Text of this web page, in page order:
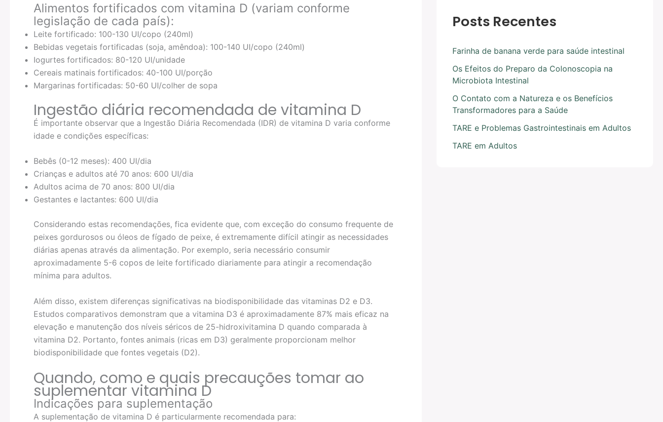
Alimentos fortificados com vitamina D (variam conforme
legislação de cada país):
Leite fortificado: 100-130 UI/copo (240ml)
Bebidas vegetais fortificadas (soja, amêndoa): 100-140 UI/copo (240ml)
Iogurtes fortificados: 80-120 UI/unidade
Cereais matinais fortificados: 40-100 UI/porção
Margarinas fortificadas: 50-60 UI/colher de sopa
Ingestão diária recomendada de vitamina D
É importante observar que a Ingestão Diária Recomendada (IDR) de vitamina D varia conforme
idade e condições específicas:
Bebês (0-12 meses): 400 UI/dia
Crianças e adultos até 70 anos: 600 UI/dia
Adultos acima de 70 anos: 800 UI/dia
Gestantes e lactantes: 600 UI/dia
Considerando estas recomendações, fica evidente que, com exceção do consumo frequente de
peixes gordurosos ou óleos de fígado de peixe, é extremamente difícil atingir as necessidades
diárias apenas através da alimentação. Por exemplo, seria necessário consumir
aproximadamente 5-6 copos de leite fortificado diariamente para atingir a recomendação
mínima para adultos.
Além disso, existem diferenças significativas na biodisponibilidade das vitaminas D2 e D3.
Estudos comparativos demonstram que a vitamina D3 é aproximadamente 87% mais eficaz na
elevação e manutenção dos níveis séricos de 25-hidroxivitamina D quando comparada à
vitamina D2. Portanto, fontes animais (ricas em D3) geralmente proporcionam melhor
biodisponibilidade que fontes vegetais (D2).
Quando, como e quais precauções tomar ao
suplementar vitamina D
Indicações para suplementação
A suplementação de vitamina D é particularmente recomendada para:
Posts Recentes
Farinha de banana verde para saúde intestinal
Os Efeitos do Preparo da Colonoscopia na
Microbiota Intestinal
O Contato com a Natureza e os Benefícios
Transformadores para a Saúde
TARE e Problemas Gastrointestinais em Adultos
TARE em Adultos